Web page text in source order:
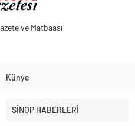
ve Matbaası
Künye
SİNOP HABERLERİ